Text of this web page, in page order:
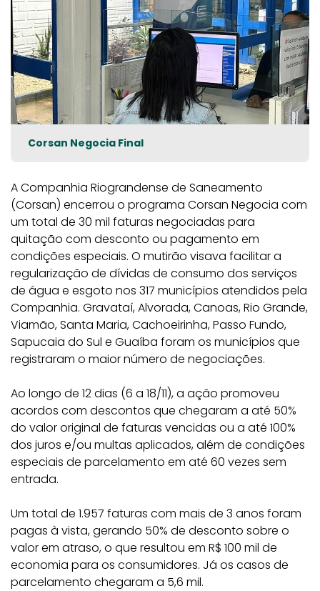
Corsan Negocia Final
A Companhia Riograndense de Saneamento
(Corsan) encerrou o programa Corsan Negocia com
um total de 30 mil faturas negociadas para
quitação com desconto ou pagamento em
condições especiais. O mutirão visava facilitar a
regularização de dívidas de consumo dos serviços
de água e esgoto nos 317 municípios atendidos pela
Companhia. Gravataí, Alvorada, Canoas, Rio Grande,
Viamão, Santa Maria, Cachoeirinha, Passo Fundo,
Sapucaia do Sul e Guaíba foram os municípios que
registraram o maior número de negociações.
Ao longo de 12 dias (6 a 18/11), a ação promoveu
acordos com descontos que chegaram a até 50%
do valor original de faturas vencidas ou a até 100%
dos juros e/ou multas aplicados, além de condições
especiais de parcelamento em até 60 vezes sem
entrada.
Um total de 1.957 faturas com mais de 3 anos foram
pagas à vista, gerando 50% de desconto sobre o
valor em atraso, o que resultou em R$ 100 mil de
economia para os consumidores. Já os casos de
parcelamento chegaram a 5,6 mil.